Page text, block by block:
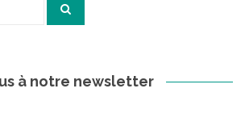
à notre newsletter